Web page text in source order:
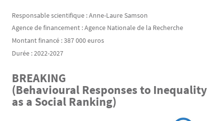
Responsable scientifique : Anne-Laure Samson
Agence de financement : Agence Nationale de la Recherche
Montant financé : 387 000 euros
Durée : 2022-2027
Texte
BREAKING
(Behavioural Responses to Inequality
as a Social Ranking)